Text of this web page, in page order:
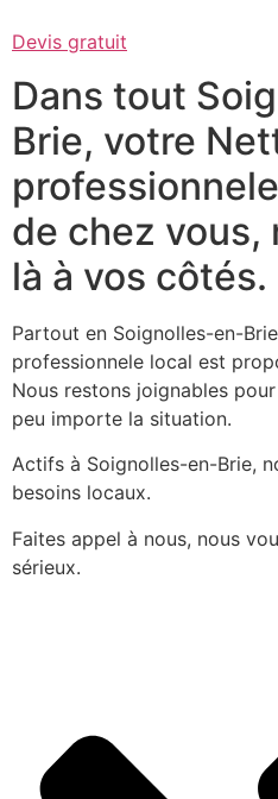
Devis gratuit
Dans tout
Brie, votre
de chez vous,
là à vos côtés.
Partout en Soignolles-en-
professionnele local est
Nous restons joignables
peu importe la situation.
Actifs à Soignolles-en-Brie,
besoins locaux.
Faites appel à nous, nous
sérieux.